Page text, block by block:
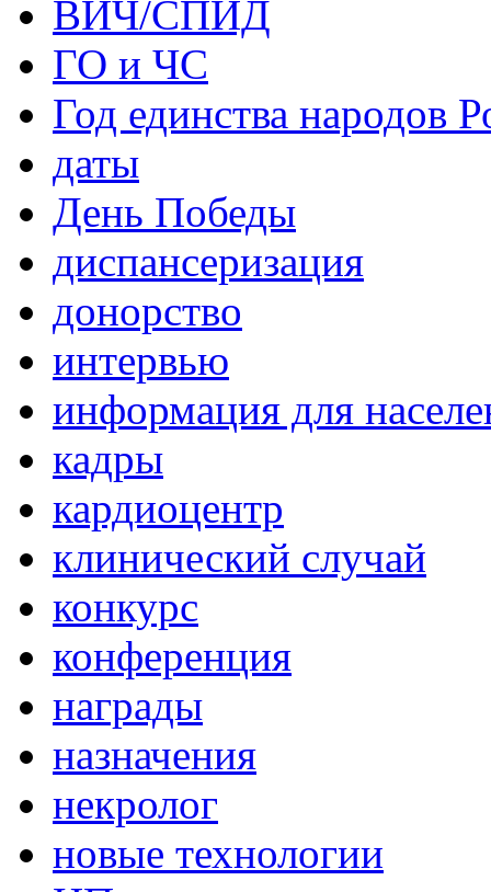
ВИЧ/СПИД
ГО и ЧС
Год единства народов
даты
День Победы
диспансеризация
донорство
интервью
информация для
кадры
кардиоцентр
клинический случай
конкурс
конференция
награды
назначения
некролог
новые технологии